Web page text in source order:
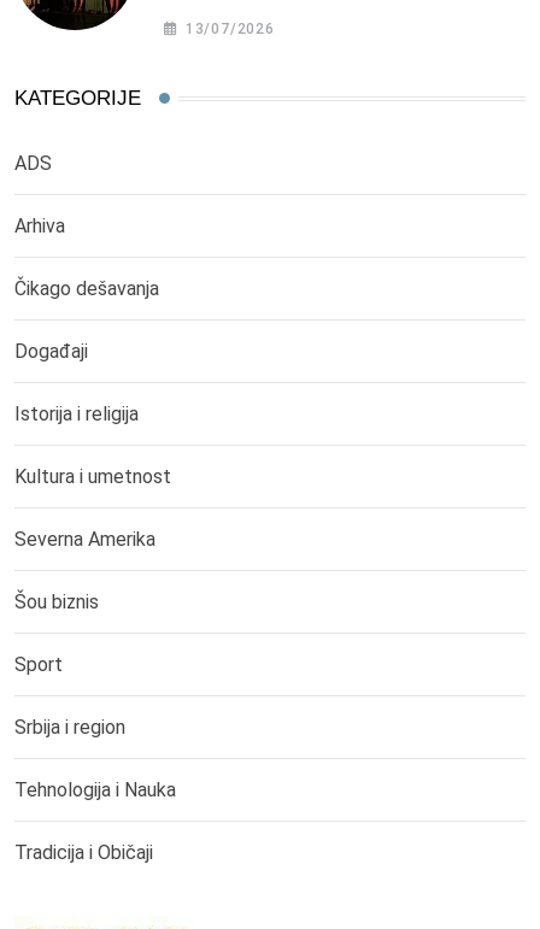
13/07/2026
KATEGORIJE
ADS
Arhiva
Čikago dešavanja
Događaji
Istorija i religija
Kultura i umetnost
Severna Amerika
Šou biznis
Sport
Srbija i region
Tehnologija i Nauka
Tradicija i Običaji